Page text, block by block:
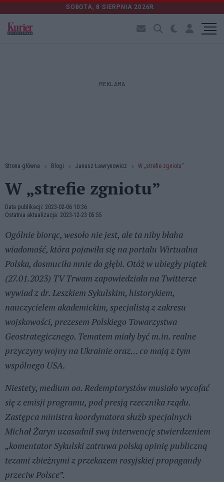
SOBOTA, 8 SIERPNIA 2026R.
REKLAMA
Strona główna Blogi Janusz Ławrynowicz W „strefie zgniotu”
W „strefie zgniotu”
Data publikacji: 2023-02-06 10:36
Ostatnia aktualizacja: 2023-12-23 05:55
Ogólnie biorąc, wesoło nie jest, ale ta niby błaha
wiadomość, która pojawiła się na portalu Wirtualna
Polska, dosmuciła mnie do głębi. Otóż w ubiegły piątek
(27.01.2023) TV Trwam zapowiedziała na Twitterze
wywiad z dr. Leszkiem Sykulskim, historykiem,
nauczycielem akademickim, specjalistą z zakresu
wojskowości, prezesem Polskiego Towarzystwa
Geostrategicznego. Tematem miały być m.in. realne
przyczyny wojny na Ukrainie oraz… co mają z tym
wspólnego USA.
Niestety, medium oo. Redemptorystów musiało wycofać
się z emisji programu, pod presją rzecznika rządu.
Zastępca ministra koordynatora służb specjalnych
Michał Żaryn uzasadnił swą interwencję stwierdzeniem
„komentator Sykulski zatruwa polską opinię publiczną
tezami zbieżnymi z przekazem rosyjskiej propagandy
przeciw Polsce”.